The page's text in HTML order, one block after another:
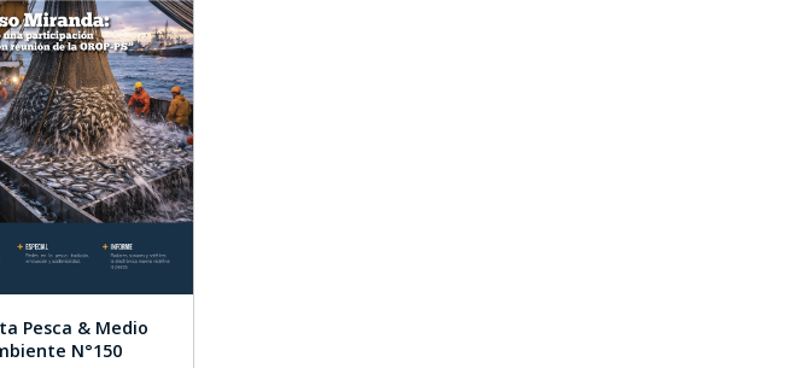
Pesca & Medio
N°150